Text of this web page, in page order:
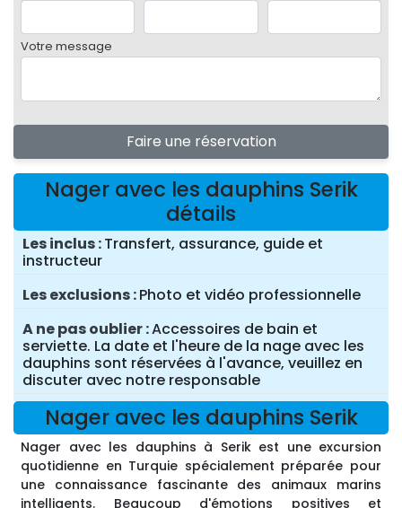
Votre message
Faire une réservation
Nager avec les dauphins Serik
détails
Les inclus Transfert, assurance, guide et
instructeur
Les exclusions Photo et vidéo professionnelle
A ne pas oublier Accessoires de bain et
serviette. La date et l'heure de la nage avec les
dauphins sont réservées à l'avance, veuillez en
discuter avec notre responsable
Nager avec les dauphins Serik
Nager avec les dauphins à Serik est une excursion
quotidienne en Turquie spécialement préparée pour
une connaissance fascinante des animaux marins
intelligents. Beaucoup d'émotions positives et